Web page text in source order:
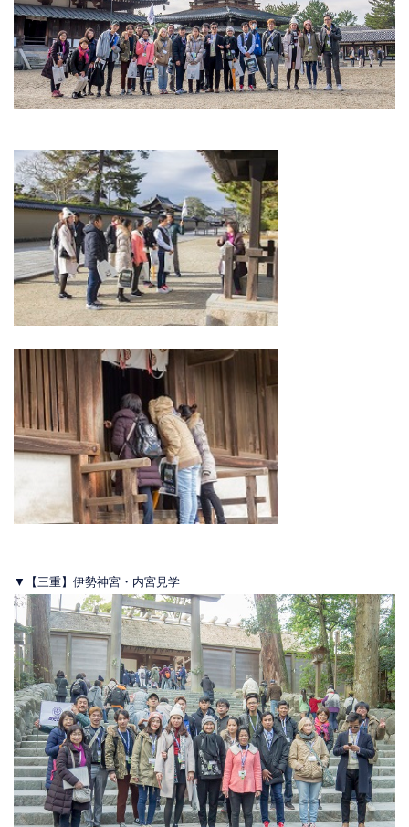
▼【三重】伊勢神宮・内宮見学